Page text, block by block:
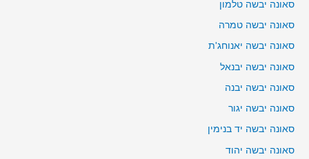
סאונה יבשה טלמון
סאונה יבשה טמרה
סאונה יבשה יאנוחג'ת
סאונה יבשה יבנאל
סאונה יבשה יבנה
סאונה יבשה יגור
סאונה יבשה יד בנימין
סאונה יבשה יהוד